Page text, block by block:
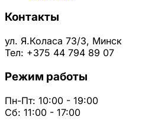
Контакты
ул. Я.Коласа 73/3, Минск
Тел: +375 44 794 89 07
Режим работы
Пн-Пт: 10:00 - 19:00
Сб: 11:00 - 17:00